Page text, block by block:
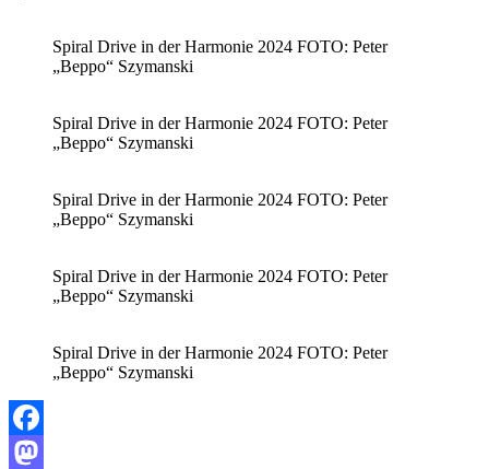
Spiral Drive in der Harmonie 2024 FOTO: Peter
„Beppo“ Szymanski
Spiral Drive in der Harmonie 2024 FOTO: Peter
„Beppo“ Szymanski
Spiral Drive in der Harmonie 2024 FOTO: Peter
„Beppo“ Szymanski
Spiral Drive in der Harmonie 2024 FOTO: Peter
„Beppo“ Szymanski
Spiral Drive in der Harmonie 2024 FOTO: Peter
„Beppo“ Szymanski
Facebook